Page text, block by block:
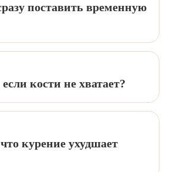
поставить временную
кости не хватает?
курение ухудшает